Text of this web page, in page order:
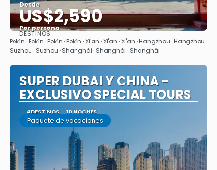
Desde
US$2,590
Por persona
Ver
DESTINOS
Pekín · Pekín · Pekín · Pekín · Xi'an · Xi'an · Xi'an · Hangzhou · Hangzhou ·
Suzhou · Suzhou · Shanghái · Shanghái · Shanghái
SUPER DUBAI Y CHINA -
EXCLUSIVO SPECIAL TOURS
4 DESTINOS 10 NOCHES
Paquete de vacaciones